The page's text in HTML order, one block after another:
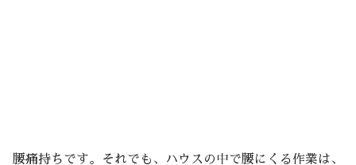
腰痛持ちです。それでも、ハウスの中で腰にくる作業は、